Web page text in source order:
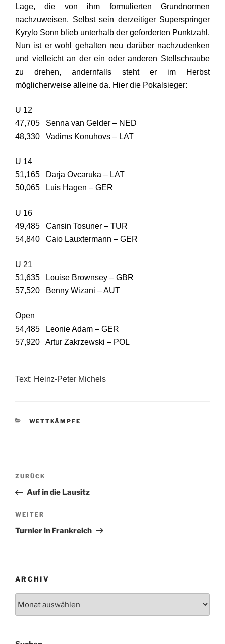
Lage, die von ihm formulierten Grundnormen
nachzuweisen. Selbst sein derzeitiger Superspringer
Kyrylo Sonn blieb unterhalb der geforderten Punktzahl.
Nun ist er wohl gehalten neu darüber nachzudenken
und vielleicht an der ein oder anderen Stellschraube
zu drehen, andernfalls steht er im Herbst
möglicherweise alleine da. Hier die Pokalsieger:
U 12
47,705 Senna van Gelder – NED
48,330 Vadims Konuhovs – LAT
U 14
51,165 Darja Ovcaruka – LAT
50,065 Luis Hagen – GER
U 16
49,485 Cansin Tosuner – TUR
54,840 Caio Lauxtermann – GER
U 21
51,635 Louise Brownsey – GBR
57,520 Benny Wizani – AUT
Open
54,485 Leonie Adam – GER
57,920 Artur Zakrzewski – POL
Text: Heinz-Peter Michels
KATEGORIEN
WETTKÄMPFE
Beitragsnavigation
Vorheriger
Beitrag
ZURÜCK
Auf in die Lausitz
Nächster
Beitrag
WEITER
Turnier in Frankreich
ARCHIV